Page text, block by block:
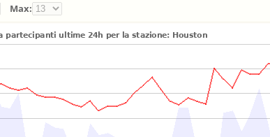
Max: